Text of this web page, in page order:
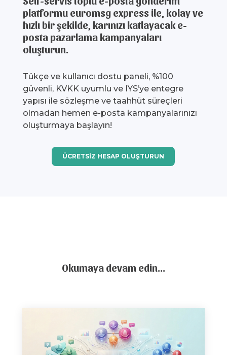
platformu euromsg express ile, kolay ve
hızlı bir şekilde, karınızı katlayacak e-
posta pazarlama kampanyaları
oluşturun.
Tükçe ve kullanıcı dostu paneli, %100
güvenli, KVKK uyumlu ve IYS’ye entegre
yapısı ile sözleşme ve taahhüt süreçleri
olmadan hemen e-posta kampanyalarınızı
oluşturmaya başlayın!
ÜCRETSİZ HESAP OLUŞTURUN
Okumaya devam edin…